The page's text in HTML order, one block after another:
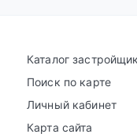
Каталог
Поиск по карте
Личный кабинет
Карта сайта